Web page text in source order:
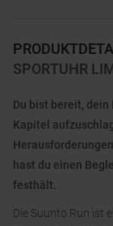
SPORTUHR
Du bist bereit, dein
Kapitel
hast du einen
festhält.
Die Suunto Run ist